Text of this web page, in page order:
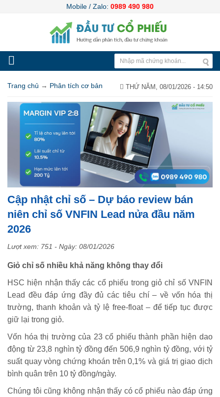
Mobile / Zalo: 0989 490 980
Trang chủ → Phân tích cơ bản THỨ NĂM, 08/01/2026 - 14:50
Cập nhật chỉ số – Dự báo review bán
niên chỉ số VNFIN Lead nửa đầu năm
2026
Lượt xem: 751 - Ngày: 08/01/2026
Giỏ chỉ số nhiều khả năng không thay đổi
HSC hiện nhận thấy các cổ phiếu trong giỏ chỉ số VNFIN
Lead đều đáp ứng đầy đủ các tiêu chí – về vốn hóa thị
trường, thanh khoản và tỷ lệ free-float – để tiếp tục được
giữ lại trong giỏ.
Vốn hóa thị trường của 23 cổ phiếu thành phần hiện dao
động từ 23,8 nghìn tỷ đồng đến 506,9 nghìn tỷ đồng, với tỷ
suất quay vòng chứng khoán trên 0,1% và giá trị giao dịch
bình quân trên 10 tỷ đồng/ngày.
Chúng tôi cũng không nhận thấy có cổ phiếu nào đáp ứng